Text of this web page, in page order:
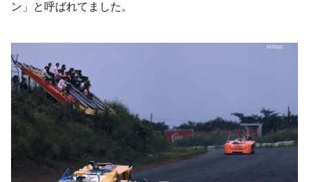
ン」と呼ばれてました。